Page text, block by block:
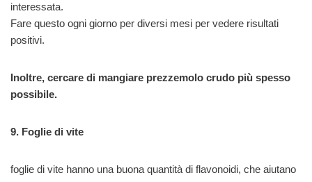
interessata.
Fare questo ogni giorno per diversi mesi per vedere risultati
positivi.
Inoltre, cercare di mangiare prezzemolo crudo più spesso
possibile.
9. Foglie di vite
foglie di vite hanno una buona quantità di flavonoidi, che aiutano